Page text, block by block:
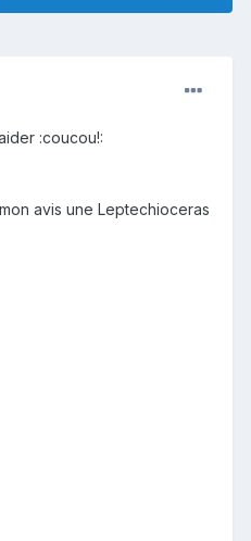
:coucou!:
avis une Leptechioceras